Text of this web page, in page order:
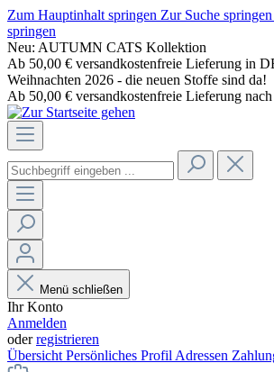
Zum Hauptinhalt springen Zur Suche springen
springen
Neu: AUTUMN CATS Kollektion
Ab 50,00 € versandkostenfreie Lieferung in
Weihnachten 2026 - die neuen Stoffe sind da!
Ab 50,00 € versandkostenfreie Lieferung
Menü schließen
Ihr Konto
Anmelden
oderregistrieren
Übersicht Persönliches Profil Adressen